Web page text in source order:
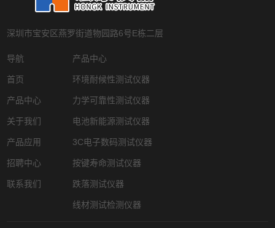
深圳市宝安区燕罗街道物园路6号E栋二层
导航
首页
产品中心
关于我们
产品应用
招聘中心
联系我们
产品中心
环境耐候性测试仪器
力学可靠性测试仪器
电池新能源测试仪器
3C电子数码测试仪器
按键寿命测试仪器
跌落测试仪器
线材测试检测仪器